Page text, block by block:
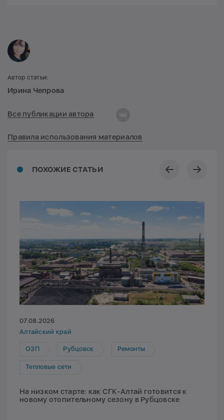
ПОХОЖИЕ СТАТЬИ
07.08.2026
Алтайский край
ОЗП Рубцовск Ремонты
Тепловые сети
На низком старте: как СГК-Алтай готовится к
новому отопительному сезону в Рубцовске
Автор статьи:
Ирина Чепрова
Все публикации автора
Правила использования материалов